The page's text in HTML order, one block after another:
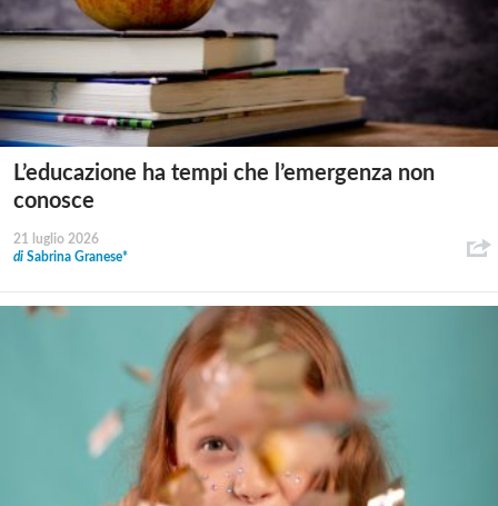
L’educazione ha tempi che l’emergenza non
conosce
21 luglio 2026
di Sabrina Granese*